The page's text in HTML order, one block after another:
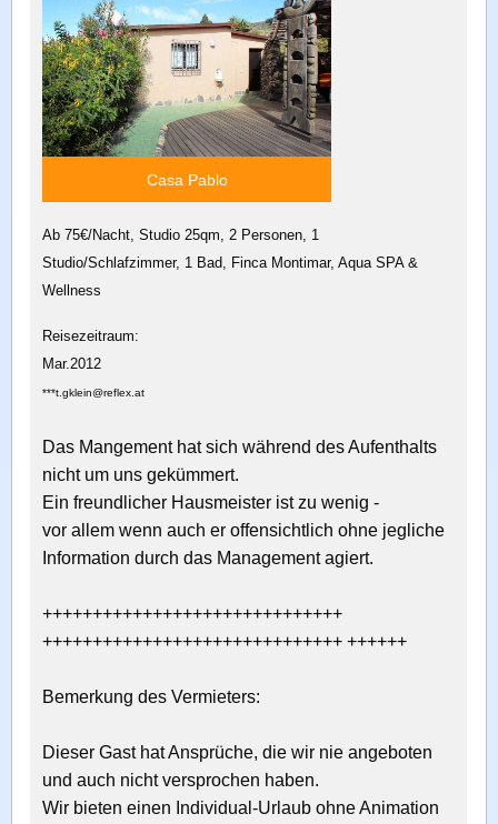
Casa Pablo
Ab 75€/Nacht, Studio 25qm, 2 Personen, 1
Studio/Schlafzimmer, 1 Bad, Finca Montimar, Aqua SPA &
Wellness
Reisezeitraum:
Mar.2012
***t.gklein@reflex.at
Das Mangement hat sich während des Aufenthalts
nicht um uns gekümmert.
Ein freundlicher Hausmeister ist zu wenig -
vor allem wenn auch er offensichtlich ohne jegliche
Information durch das Management agiert.
++++++++++++++++++++++++++++++
++++++++++++++++++++++++++++++ ++++++
Bemerkung des Vermieters:
Dieser Gast hat Ansprüche, die wir nie angeboten
und auch nicht versprochen haben.
Wir bieten einen Individual-Urlaub ohne Animation